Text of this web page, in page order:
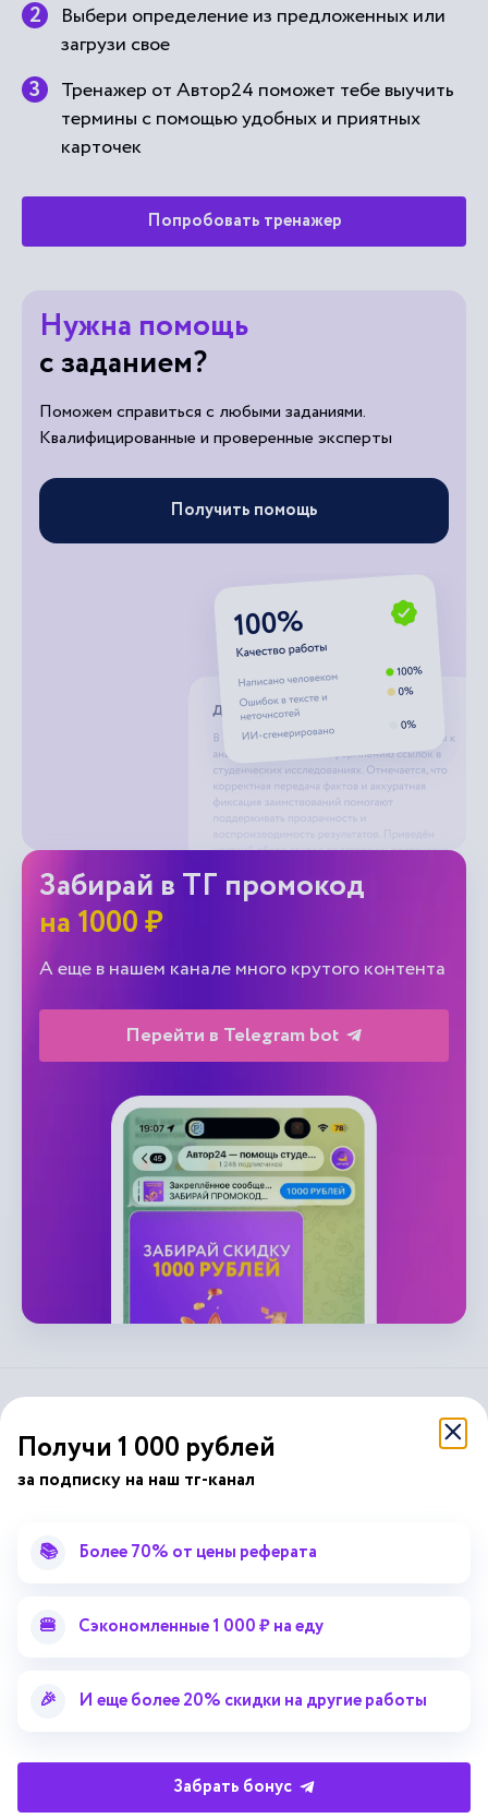
Выбери определение из предложенных или
загрузи свое
Тренажер от Автор24 поможет тебе выучить
термины с помощью удобных и приятных
карточек
Попробовать тренажер
Нужна помощь
с заданием?
Поможем справиться с любыми заданиями.
Квалифицированные и проверенные эксперты
Получить помощь
Забирай в ТГ промокод
на 1000 ₽
А еще в нашем канале много крутого контента
Перейти в Telegram bot
от автор24
Подписывайся на наши соц. сети
Методические указания
Статьи от экспертов
Помощь эксперта
Поиск репетитора
Работа для преподавателей
Работа для репетиторов
Получи 1 000 рублей
за подписку на наш тг-канал
📚 Более 70% от цены реферата
🍔 Сэкономленные 1 000 ₽ на еду
🎉 И еще более 20% скидки на другие работы
Забрать бонус